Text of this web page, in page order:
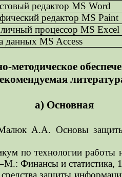
редакторMS Word
редакторMS Paint
процессорMS Excel
данныхMS Access
методическое
а) Основная
А.А. Основы
по технологии работы
Финансы и статистика,
защиты